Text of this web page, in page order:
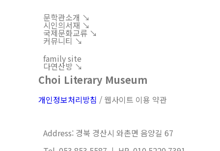
문학관소개 ↘︎
시인의서재 ↘︎
국제문화교류 ↘︎
커뮤니티 ↘︎
family site
다연산방 ↘︎
Choi Literary Museum
개인정보처리방침 / 웹사이트 이용 약관
Address: 경북 경산시 와촌면 음양길 67